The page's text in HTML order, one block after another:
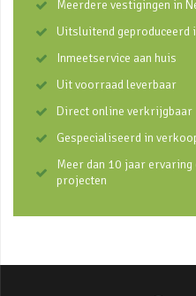
Meerdere vestigingen in
Uitsluitend geproduceerd
Inmeetservice aan huis
Uit voorraad leverbaar
Direct online verkrijgbaar
Gespecialiseerd in
Meer dan 10 jaar
projecten